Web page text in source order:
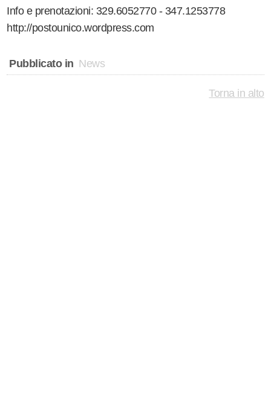
Info e prenotazioni: 329.6052770 - 347.1253778
http://postounico.wordpress.com
Pubblicato in News
Torna in alto